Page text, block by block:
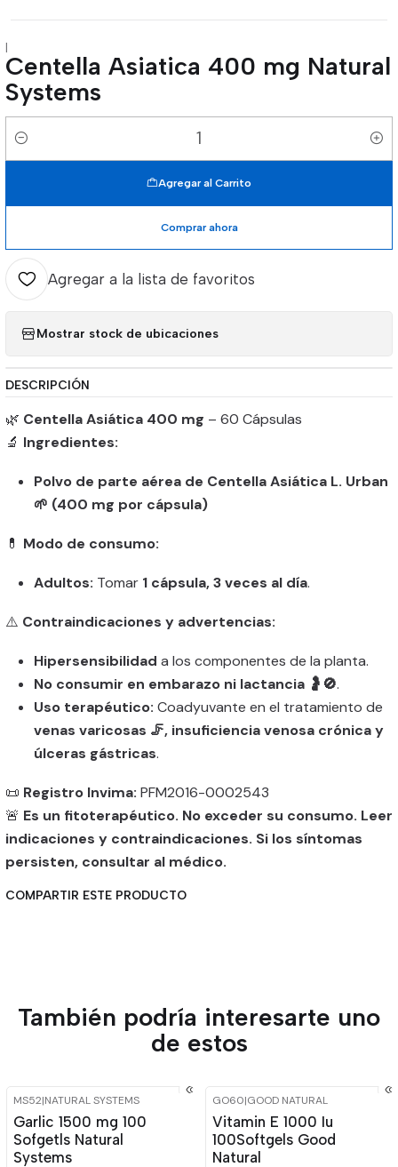
|
Centella Asiatica 400 mg Natural
Systems
Cantidad
Agregar al Carrito
Comprar ahora
Agregar a la lista de favoritos
Mostrar stock de ubicaciones
DESCRIPCIÓN
🌿 Centella Asiática 400 mg – 60 Cápsulas
🔬 Ingredientes:
Polvo de parte aérea de Centella Asiática L. Urban
🌱 (400 mg por cápsula)
💊 Modo de consumo:
Adultos: Tomar 1 cápsula, 3 veces al día.
⚠️ Contraindicaciones y advertencias:
Hipersensibilidad a los componentes de la planta.
No consumir en embarazo ni lactancia 🤰🚫.
Uso terapéutico: Coadyuvante en el tratamiento de
venas varicosas 🦵, insuficiencia venosa crónica y
úlceras gástricas.
📜 Registro Invima: PFM2016-0002543
🚨 Es un fitoterapéutico. No exceder su consumo. Leer
indicaciones y contraindicaciones. Si los síntomas
persisten, consultar al médico.
COMPARTIR ESTE PRODUCTO
También podría interesarte uno
de estos
-15% OFF
MS52|NATURAL SYSTEMS
Garlic 1500 mg 100
Sofgetls Natural
Systems
-15% OFF
GO60|GOOD NATURAL
Vitamin E 1000 Iu
100Softgels Good
Natural